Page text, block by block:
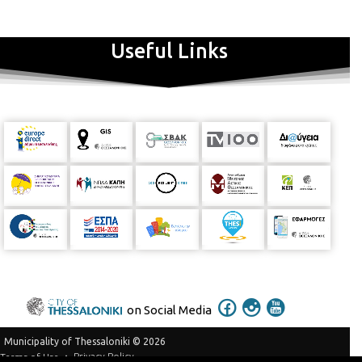
Useful Links
on Social Media
Municipality of Thessaloniki © 2026
Terms of Use
Privacy Policy